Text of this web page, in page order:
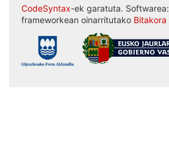
CodeSyntax-ek garatuta. Softwarea:
frameworkean oinarritutako Bitakora